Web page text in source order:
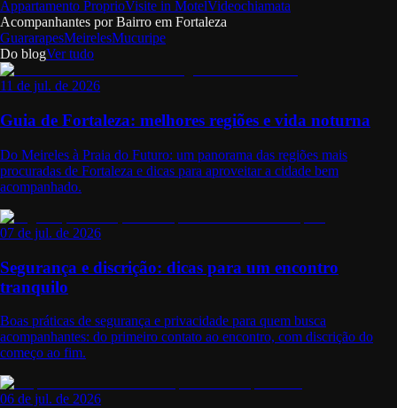
Appartamento ProprioVisite in MotelVideochiamata
Acompanhantes por Bairro em Fortaleza
GuararapesMeirelesMucuripe
Do blogVer tudo
11 de jul. de 2026
Guia de Fortaleza: melhores regiões e vida noturna
Do Meireles à Praia do Futuro: um panorama das regiões mais
procuradas de Fortaleza e dicas para aproveitar a cidade bem
acompanhado.
07 de jul. de 2026
Segurança e discrição: dicas para um encontro
tranquilo
Boas práticas de segurança e privacidade para quem busca
acompanhantes: do primeiro contato ao encontro, com discrição do
começo ao fim.
06 de jul. de 2026